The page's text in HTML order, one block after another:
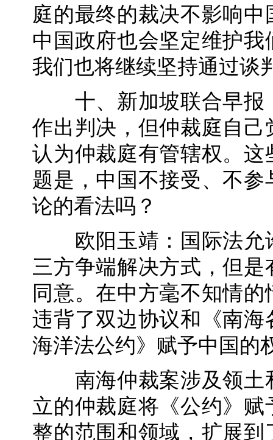
庭的最终的裁决不影响
中国政府也会坚定维护
我们也将继续坚持通过谈
十、新加坡联合早报
作出判决，但仲裁庭自
认为仲裁庭有管辖权。
题是，中国不接受、不
论的看法吗？
欧阳玉靖：国际法允
三方争端解决方式，但
同意。在中方毫不知情
违背了双边协议和《南
海洋法公约》赋予中国的
南海仲裁案涉及领土
立的仲裁庭将《公约》
整的范围和领域，扩展